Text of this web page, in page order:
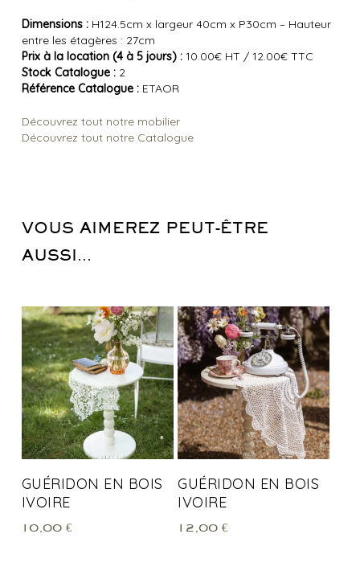
Dimensions :H124.5cm x largeur 40cm x P30cm – Hauteur
entre les étagères : 27cm
Prix à la location (4 à 5 jours) :10.00€ HT / 12.00€ TTC
Stock Catalogue :2
Référence Catalogue :ETAOR
Découvrez tout notre mobilier
Découvrez tout notre Catalogue
VOUS AIMEREZ PEUT-ÊTRE
AUSSI…
GUÉRIDON EN BOIS
IVOIRE
10,00 €
GUÉRIDON EN BOIS
IVOIRE
12,00€